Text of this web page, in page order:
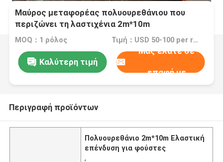
Μαύρος μεταφορέας πολυουρεθάνιου που
περιζώνει τη λαστιχένια 2m*10m
περιζώνοντας λαστιχένια επένδυση
MOQ：1 ρόλος Τιμή：USD 50-100 per roll
Καλύτερη τιμή
Μας ελάτε σε
επαφή με
Περιγραφή προϊόντων
Πολυουρεθάνιο 2m*10m Ελαστική
επένδυση για φούστες
,